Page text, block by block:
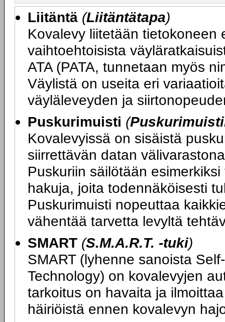
Liitäntä (Liitäntätapa)
Kovalevy liitetään tietokoneen
vaihtoehtoisista
ATA (PATA, tunnetaan myös
Väylistä on useita eri
väyläleveyden ja
Puskurimuisti (
Kovalevyissä on sisäistä
siirrettävän datan
Puskuriin säilötään
hakuja, joita todennäköisesti
Puskurimuisti nopeuttaa
vähentää tarvetta levyltä
SMART (S.M.A.R.T. -tuki)
SMART (lyhenne sanoista
Technology) on kovalevyjen
tarkoitus on havaita ja
häiriöistä ennen kovalevyn